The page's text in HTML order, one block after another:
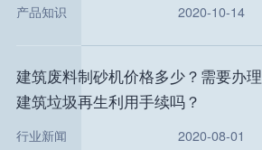
产品知识 2020-10-14
建筑废料制砂机价格多少？需要办理
建筑垃圾再生利用手续吗？
行业新闻 2020-08-01